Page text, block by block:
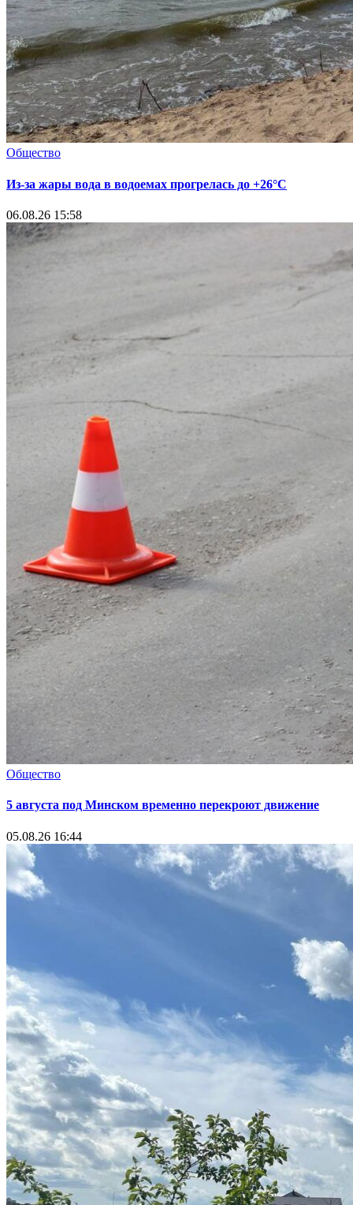
Общество
Из-за жары вода в водоемах прогрелась до +26°C
06.08.26 15:58
Общество
5 августа под Минском временно перекроют движение
05.08.26 16:44